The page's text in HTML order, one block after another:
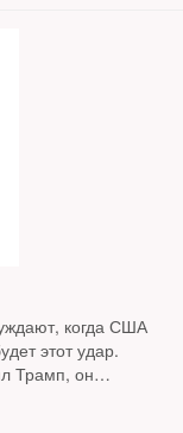
когда США
этот удар.
Трамп, он